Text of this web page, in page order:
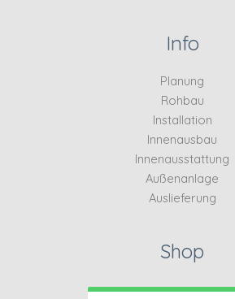
Info
Planung
Rohbau
Installation
Innenausbau
Innenausstattung
Außenanlage
Auslieferung
Shop